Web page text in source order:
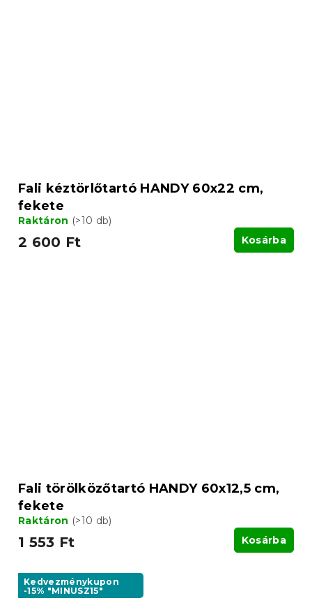
Fali kéztörlőtartó HANDY 60x22 cm,
fekete
Raktáron (>10 db)
2 600 Ft Kosárba
Fali törölközőtartó HANDY 60x12,5 cm,
fekete
Raktáron (>10 db)
1 553 Ft Kosárba
Kedvezménykupon
-15% "MINUSZ15"